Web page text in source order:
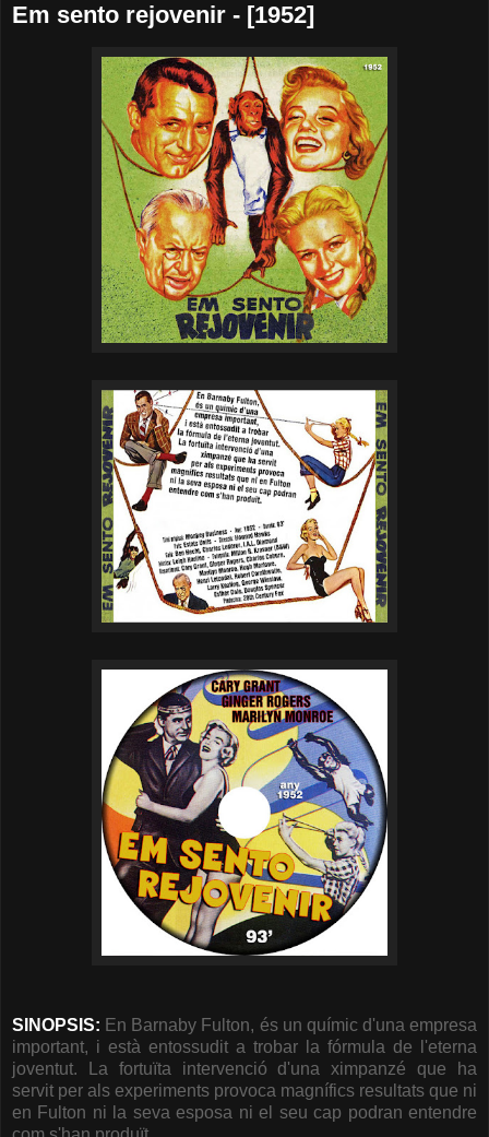
Em sento rejovenir - [1952]
SINOPSIS: En Barnaby Fulton, és un químic d'una empresa
important, i està entossudit a trobar la fórmula de l'eterna
joventut. La fortuïta intervenció d'una ximpanzé que ha
servit per als experiments provoca magnífics resultats que ni
en Fulton ni la seva esposa ni el seu cap podran entendre